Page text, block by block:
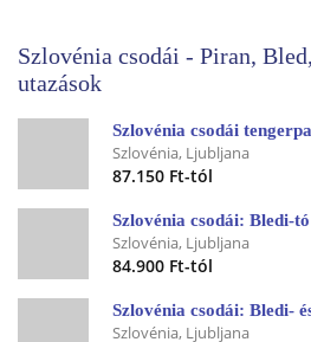
Szlovénia csodái - Piran,
utazások
Szlovénia csodái
Szlovénia, Ljubljana
87.150 Ft-tól
Szlovénia, Ljubljana
84.900 Ft-tól
Szlovénia, Ljubljana